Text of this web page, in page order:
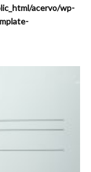
acervo/wp-